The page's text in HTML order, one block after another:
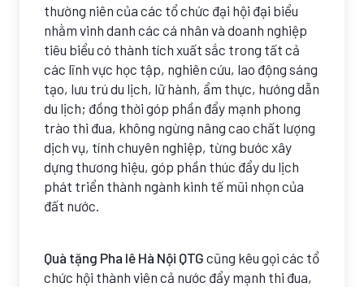
thường niên của các tổ chức đại hội đại biểu
nhằm vinh danh các cá nhân và doanh nghiệp
tiêu biểu có thành tích xuất sắc trong tất cả
các lĩnh vực học tập, nghiên cứu, lao động sáng
tạo, lưu trú du lịch, lữ hành, ẩm thực, hướng dẫn
du lịch; đồng thời góp phần đẩy mạnh phong
trào thi đua, không ngừng nâng cao chất lượng
dịch vụ, tính chuyên nghiệp, từng bước xây
dựng thương hiệu, góp phần thúc đẩy du lịch
phát triển thành ngành kinh tế mũi nhọn của
đất nước.
Quà tặng Pha lê Hà Nội QTG cũng kêu gọi các tổ
chức hội thành viên cả nước đẩy mạnh thi đua,